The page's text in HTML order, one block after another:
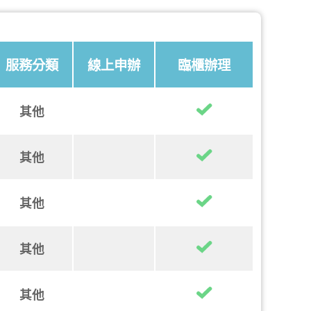
服務分類 線上申辦 臨櫃辦理
其他
其他
其他
其他
其他